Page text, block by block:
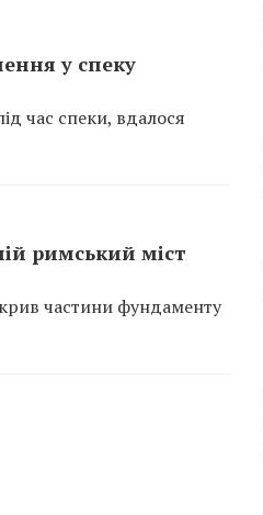
у спеку
час спеки, вдалося
римський міст
частини фундаменту